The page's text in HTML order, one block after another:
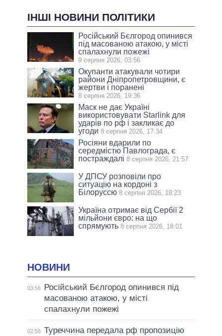
ІНШІ НОВИНИ ПОЛІТИКИ
Російський Бєлгород опинився
під масованою атакою, у місті
спалахнули пожежі
9 серпня 2026, 03:56
Окупанти атакували чотири
райони Дніпропетровщини, є
жертви і поранені
8 серпня 2026, 19:36
Маск не дає Україні
використовувати Starlink для
ударів по рф і закликає до
угоди 8 серпня 2026, 17:34
Росіяни вдарили по
середмістю Павлограда, є
постраждалі 8 серпня 2026, 21:57
У ДПСУ розповіли про
ситуацію на кордоні з
Білоруссю 8 серпня 2026, 18:23
Україна отримає від Сербії 2
мільйони євро: на що
спрямують 8 серпня 2026, 18:01
НОВИНИ
03:56
Російський Бєлгород опинився під
масованою атакою, у місті
спалахнули пожежі
02:58 Туреччина передала рф пропозицію